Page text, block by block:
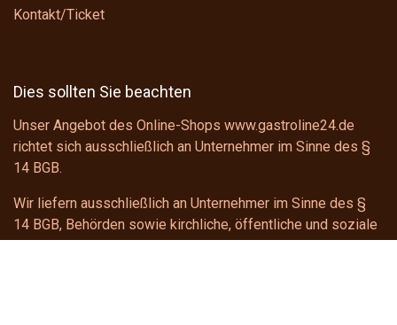
Kontakt/Ticket
Dies sollten Sie beachten
Unser Angebot des Online-Shops www.gastroline24.de
richtet sich ausschließlich an Unternehmer im Sinne des §
14 BGB.
Wir liefern ausschließlich an Unternehmer im Sinne des §
14 BGB, Behörden sowie kirchliche, öffentliche und soziale
Einrichtungen.